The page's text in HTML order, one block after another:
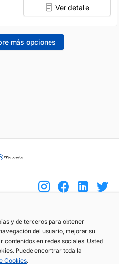
Ver detalle
más opciones
y de terceros para obtener
del usuario, mejorar su
en redes sociales. Usted
Puede encontrar toda la
Cookies.
(+34) 744 408 070
info@motoreto.com